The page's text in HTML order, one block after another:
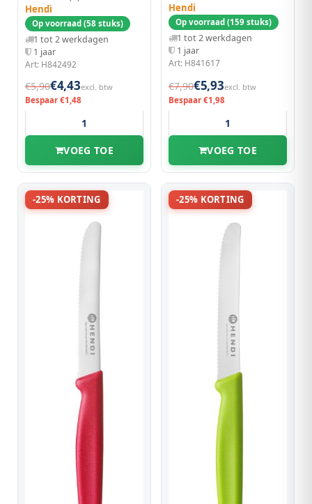
Hendi
Op voorraad (58 stuks)
1 tot 2 werkdagen
1 jaar
Art: H842492
€5,90€4,43excl. btw
Bespaar €1,48
VOEG TOE
Hendi
Op voorraad (159 stuks)
1 tot 2 werkdagen
1 jaar
Art: H841617
€7,90€5,93excl. btw
Bespaar €1,98
VOEG TOE
-25% KORTING -25% KORTING